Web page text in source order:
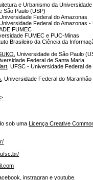
e Urbanismo da
São Paulo (USP)
Universidade Federal do Amazonas
Universidade Federal do Amazonas -
FUMEC
FUMEC e PUC-Minas
Brasileiro da Ciência da
, Universidade de São Paulo
Federal de Santa Maria
, UFSC - Universidade Federal
, Universidade Federal do Maranhão
sob uma Licença Creative
instragran e youtube.